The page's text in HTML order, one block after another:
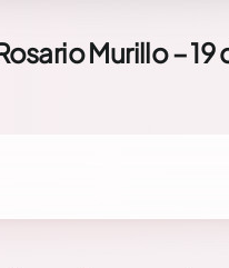
Murillo – 19